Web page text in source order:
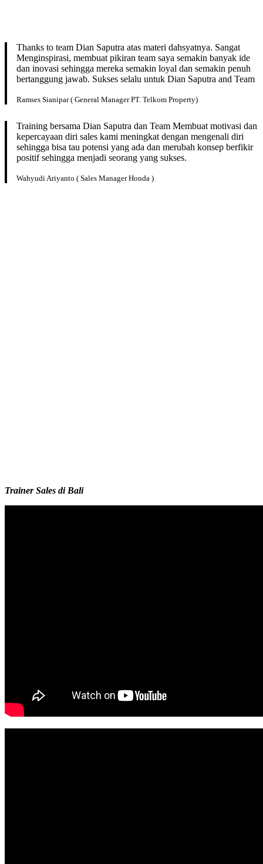
Thanks to team Dian Saputra atas materi dahsyatnya. Sangat
Menginspirasi, membuat pikiran team saya semakin banyak ide
dan inovasi sehingga mereka semakin loyal dan semakin penuh
bertanggung jawab. Sukses selalu untuk Dian Saputra and Team
Ramses Sianipar ( General Manager PT. Telkom Property)
Training bersama Dian Saputra dan Team Membuat motivasi dan
kepercayaan diri sales kami meningkat dengan mengenali diri
sehingga bisa tau potensi yang ada dan merubah konsep berfikir
positif sehingga menjadi seorang yang sukses.
Wahyudi Ariyanto ( Sales Manager Honda )
Trainer Sales di Bali